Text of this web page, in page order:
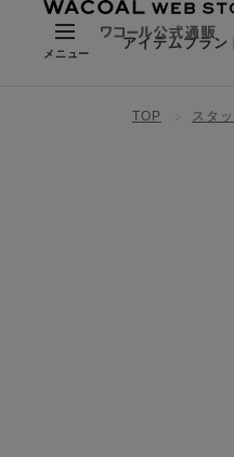
メニュー
アイテムブラン
TOP スタ